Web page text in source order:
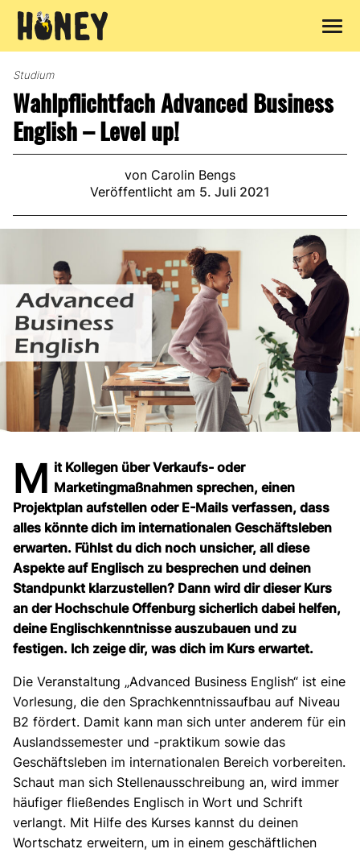
Inhalt
Studium
Wahlpflichtfach Advanced Business
English – Level up!
von Carolin Bengs
Veröffentlicht am 5. Juli 2021
M it Kollegen über Verkaufs- oder
Marketingmaßnahmen sprechen, einen
Projektplan aufstellen oder E-Mails verfassen, dass
alles könnte dich im internationalen Geschäftsleben
erwarten. Fühlst du dich noch unsicher, all diese
Aspekte auf Englisch zu besprechen und deinen
Standpunkt klarzustellen? Dann wird dir dieser Kurs
an der Hochschule Offenburg sicherlich dabei helfen,
deine Englischkenntnisse auszubauen und zu
festigen. Ich zeige dir, was dich im Kurs erwartet.
Die Veranstaltung „Advanced Business English“ ist eine
Vorlesung, die den Sprachkenntnissaufbau auf Niveau
B2 fördert. Damit kann man sich unter anderem für ein
Auslandssemester und -praktikum sowie das
Geschäftsleben im internationalen Bereich vorbereiten.
Schaut man sich Stellenausschreibung an, wird immer
häufiger fließendes Englisch in Wort und Schrift
verlangt. Mit Hilfe des Kurses kannst du deinen
Wortschatz erweitern, um in einem geschäftlichen